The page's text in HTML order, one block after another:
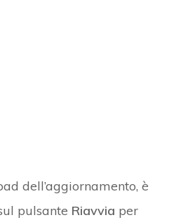
dell’aggiornamento, è
pulsante Riavvia per